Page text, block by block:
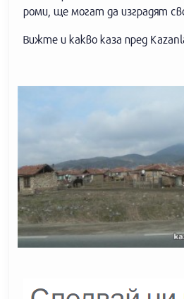
роми, ще могат да изградят
Вижте и какво каза пред